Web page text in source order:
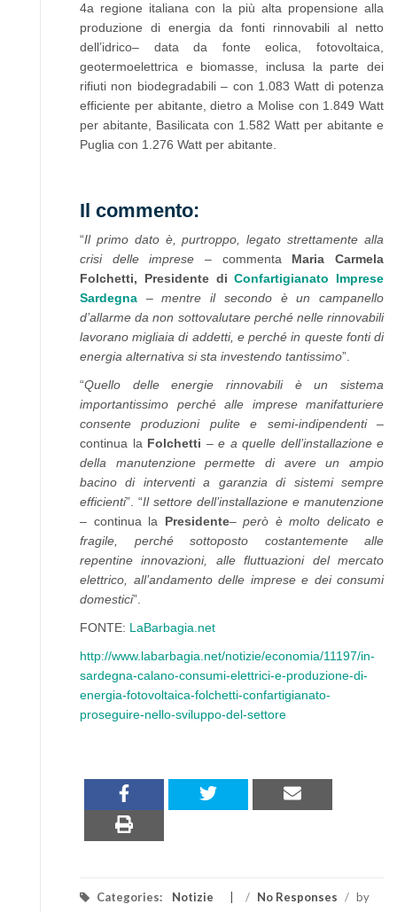
4a regione italiana con la più alta propensione alla
produzione di energia da fonti rinnovabili al netto
dell’idrico– data da fonte eolica, fotovoltaica,
geotermoelettrica e biomasse, inclusa la parte dei
rifiuti non biodegradabili – con 1.083 Watt di potenza
efficiente per abitante, dietro a Molise con 1.849 Watt
per abitante, Basilicata con 1.582 Watt per abitante e
Puglia con 1.276 Watt per abitante.
Il commento:
“Il primo dato è, purtroppo, legato strettamente alla
crisi delle imprese – commenta Maria Carmela
Folchetti, Presidente diConfartigianato Imprese
Sardegna –mentre il secondo è un campanello
d’allarme da non sottovalutare perché nelle rinnovabili
lavorano migliaia di addetti, e perché in queste fonti di
energia alternativa si sta investendo tantissimo”.
“Quello delle energie rinnovabili è un sistema
importantissimo perché alle imprese manifatturiere
consente produzioni pulite e semi-indipendenti–
continua la Folchetti – e a quelle dell’installazione e
della manutenzione permette di avere un ampio
bacino di interventi a garanzia di sistemi sempre
efficienti”. “Il settore dell’installazione e manutenzione
– continua la Presidente– però è molto delicato e
fragile, perché sottoposto costantemente alle
repentine innovazioni, alle fluttuazioni del mercato
elettrico, all’andamento delle imprese e dei consumi
domestici”.
FONTE: LaBarbagia.net
http://www.labarbagia.net/notizie/economia/11197/in-
sardegna-calano-consumi-elettrici-e-produzione-di-
energia-fotovoltaica-folchetti-confartigianato-
proseguire-nello-sviluppo-del-settore
Categories: Notizie / No Responses / by